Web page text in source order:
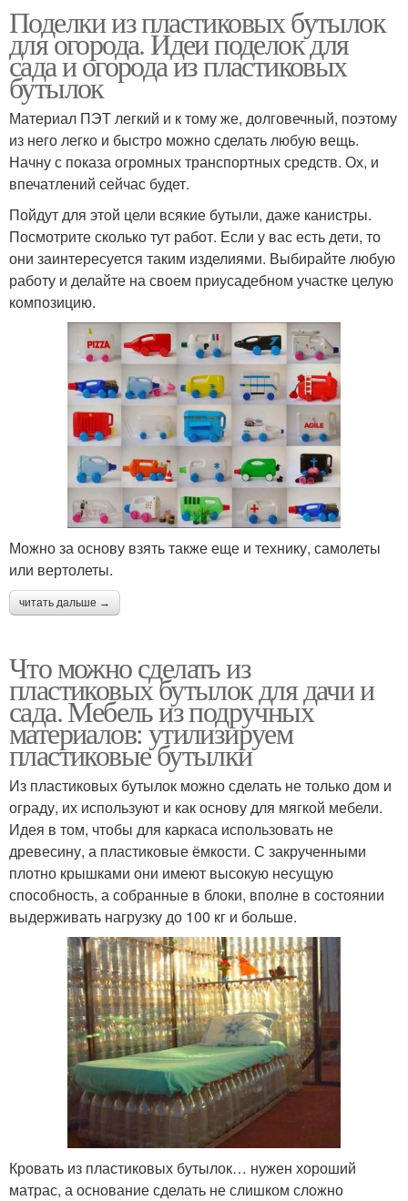
Поделки из пластиковых бутылок
для огорода. Идеи поделок для
сада и огорода из пластиковых
бутылок
Материал ПЭТ легкий и к тому же, долговечный, поэтому
из него легко и быстро можно сделать любую вещь.
Начну с показа огромных транспортных средств. Ох, и
впечатлений сейчас будет.
Пойдут для этой цели всякие бутыли, даже канистры.
Посмотрите сколько тут работ. Если у вас есть дети, то
они заинтересуется таким изделиями. Выбирайте любую
работу и делайте на своем приусадебном участке целую
композицию.
Можно за основу взять также еще и технику, самолеты
или вертолеты.
читать дальше →
Что можно сделать из
пластиковых бутылок для дачи и
сада. Мебель из подручных
материалов: утилизируем
пластиковые бутылки
Из пластиковых бутылок можно сделать не только дом и
ограду, их используют и как основу для мягкой мебели.
Идея в том, чтобы для каркаса использовать не
древесину, а пластиковые ёмкости. С закрученными
плотно крышками они имеют высокую несущую
способность, а собранные в блоки, вполне в состоянии
выдерживать нагрузку до 100 кг и больше.
Кровать из пластиковых бутылок… нужен хороший
матрас, а основание сделать не слишком сложно